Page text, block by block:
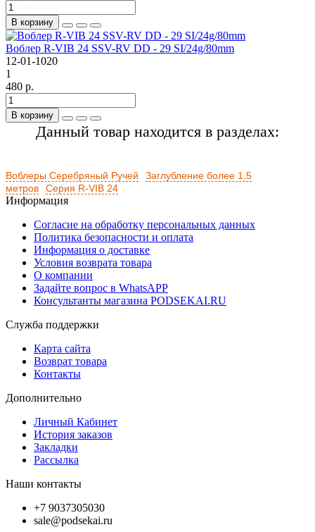
В корзину
Воблер R-VIB 24 SSV-RV DD - 29 SI/24g/80mm
12-01-1020
1
480 р.
В корзину
Данный товар находится в разделах:
Воблеры Серебряный Ручей
Заглубление более 1,5
метров
Серия R-VIB 24
Информация
Согласие на обработку персональных данных
Политика безопасности и оплата
Информация о доставке
Условия возврата товара
О компании
Задайте вопрос в WhatsAPP
Консультанты магазина PODSEKAI.RU
Служба поддержки
Карта сайта
Возврат товара
Контакты
Дополнительно
Личный Кабинет
История заказов
Закладки
Рассылка
Наши контакты
+7 9037305030
sale@podsekai.ru